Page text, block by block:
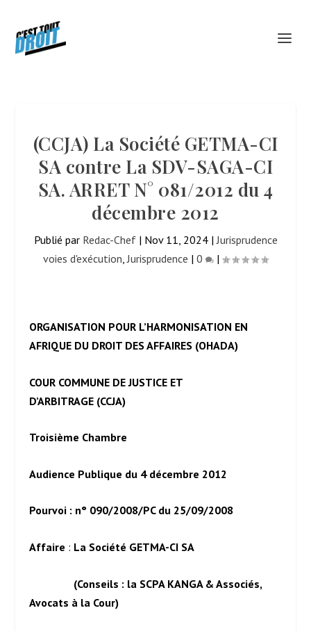
(CCJA) La Société GETMA-CI
SA contre La SDV-SAGA-CI
SA. ARRET N° 081/2012 du 4
décembre 2012
Publié par Redac-Chef| Nov 11, 2024|Jurisprudence
voies d'exécution,Jurisprudence | 0 |
ORGANISATION POUR L’HARMONISATION EN
AFRIQUE DU DROIT DES AFFAIRES (OHADA)
COUR COMMUNE DE JUSTICE ET
D’ARBITRAGE (CCJA)
Troisième Chambre
Audience Publique du 4 décembre 2012
Pourvoi : n° 090/2008/PC du 25/09/2008
Affaire : La Société GETMA-CI SA
(Conseils : la SCPA KANGA & Associés,
Avocats à la Cour)